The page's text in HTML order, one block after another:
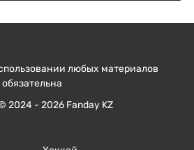
любых материалов
2024 - 2026 Fanday KZ